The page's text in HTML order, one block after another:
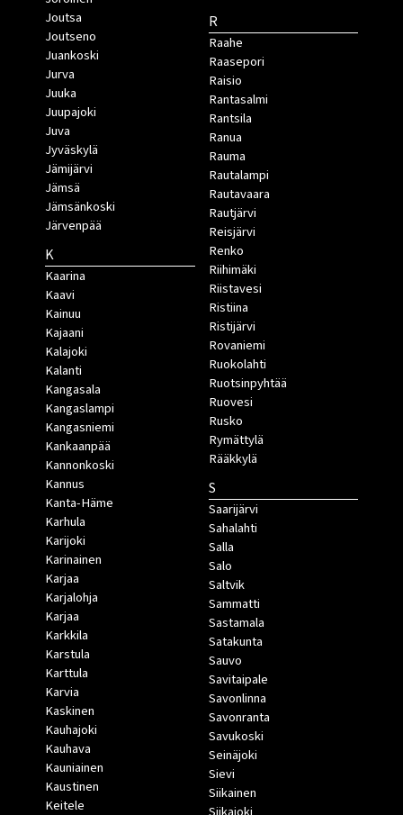
Joutsa
Joutseno
Juankoski
Jurva
Juuka
Juupajoki
Juva
Jyväskylä
Jämijärvi
Jämsä
Jämsänkoski
Järvenpää
K
Kaarina
Kaavi
Kainuu
Kajaani
Kalajoki
Kalanti
Kangasala
Kangaslampi
Kangasniemi
Kankaanpää
Kannonkoski
Kannus
Kanta-Häme
Karhula
Karijoki
Karinainen
Karjaa
Karjalohja
Karjaa
Karkkila
Karstula
Karttula
Karvia
Kaskinen
Kauhajoki
Kauhava
Kauniainen
Kaustinen
Keitele
R
Raahe
Raasepori
Raisio
Rantasalmi
Rantsila
Ranua
Rauma
Rautalampi
Rautavaara
Rautjärvi
Reisjärvi
Renko
Riihimäki
Riistavesi
Ristiina
Ristijärvi
Rovaniemi
Ruokolahti
Ruotsinpyhtää
Ruovesi
Rusko
Rymättylä
Rääkkylä
S
Saarijärvi
Sahalahti
Salla
Salo
Saltvik
Sammatti
Sastamala
Satakunta
Sauvo
Savitaipale
Savonlinna
Savonranta
Savukoski
Seinäjoki
Sievi
Siikainen